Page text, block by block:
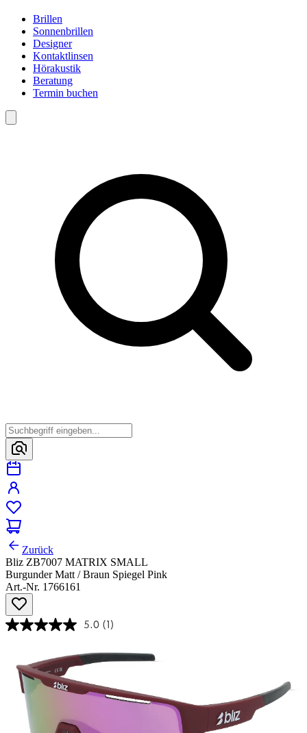
Brillen
Sonnenbrillen
Designer
Kontaktlinsen
Hörakustik
Beratung
Termin buchen
Zurück
Bliz ZB7007 MATRIX SMALL
Burgunder Matt / Braun Spiegel Pink
Art.-Nr. 1766161
5.0 (1)